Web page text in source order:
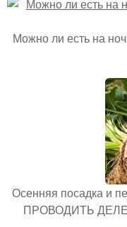
Можно ли есть на
Осенняя посадка и
ПРОВОДИТЬ